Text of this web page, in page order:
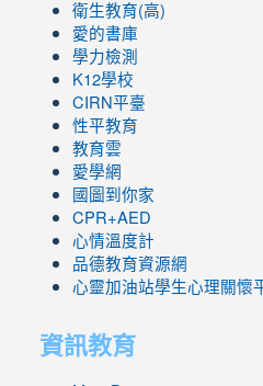
衛生教育(高)
愛的書庫
學力檢測
K12學校
CIRN平臺
性平教育
教育雲
愛學網
國圖到你家
CPR+AED
心情溫度計
品德教育資源網
心靈加油站學生心理關懷
資訊教育